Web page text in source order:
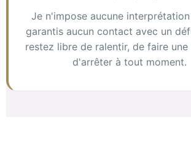
Je n'impose aucune
garantis aucun contact avec un
restez libre de ralentir, de faire une
d'arrêter à tout moment.